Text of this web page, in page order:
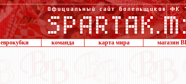
еврокубки команда карта мира магазин